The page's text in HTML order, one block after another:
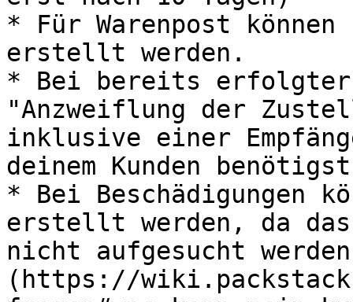
* Für Warenpost können
erstellt werden.
* Bei bereits erfolgter
"Anzweiflung der
inklusive einer
deinem Kunden
* Bei Beschädigungen
erstellt werden, da
nicht aufgesucht
(https://